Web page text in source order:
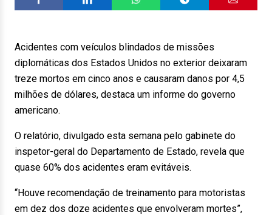
Acidentes com veículos blindados de missões
diplomáticas dos Estados Unidos no exterior deixaram
treze mortos em cinco anos e causaram danos por 4,5
milhões de dólares, destaca um informe do governo
americano.
O relatório, divulgado esta semana pelo gabinete do
inspetor-geral do Departamento de Estado, revela que
quase 60% dos acidentes eram evitáveis.
“Houve recomendação de treinamento para motoristas
em dez dos doze acidentes que envolveram mortes”,